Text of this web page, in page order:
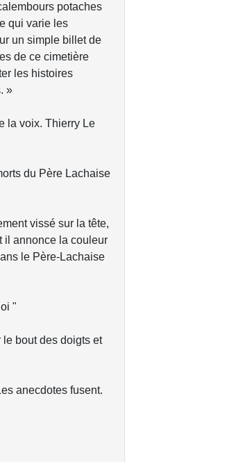
potaches
qui varie les
un simple billet de
de ce cimetière
les histoires
»
la voix. Thierry Le
du Père Lachaise
vissé sur la tête,
il annonce la couleur
le Père-Lachaise
"
bout des doigts et
anecdotes fusent.